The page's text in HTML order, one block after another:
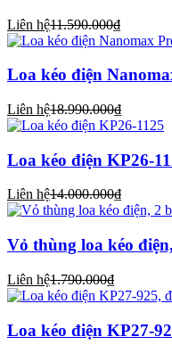
Liên hệ11.590.000₫
Loa kéo điện
Liên hệ18.990.000₫
Loa kéo điện KP26-
Liên hệ14.000.000₫
Vỏ thùng loa kéo
Liên hệ1.790.000₫
Loa kéo điện KP27-